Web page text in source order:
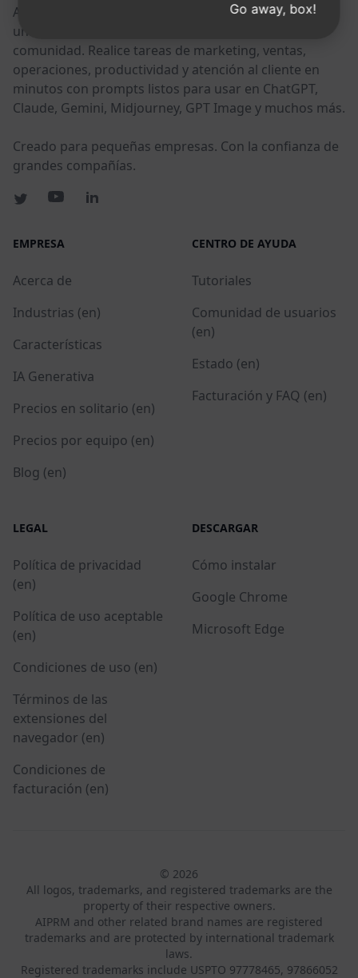
AIPRM es una herramienta de gestión de prompts y
una biblioteca de prompts impulsada por la
comunidad. Realice tareas de marketing, ventas,
operaciones, productividad y atención al cliente en
minutos con prompts listos para usar en ChatGPT,
Claude, Gemini, Midjourney, GPT Image y muchos más.
Creado para pequeñas empresas. Con la confianza de
grandes compañías.
EMPRESA
Acerca de
Industrias (en)
Características
IA Generativa
Precios en solitario (en)
Precios por equipo (en)
Blog (en)
CENTRO DE AYUDA
Tutoriales
Comunidad de usuarios
(en)
Estado (en)
Facturación y FAQ (en)
LEGAL
Política de privacidad
(en)
Política de uso aceptable
(en)
Condiciones de uso (en)
Términos de las
extensiones del
navegador (en)
Condiciones de
facturación (en)
DESCARGAR
Cómo instalar
Google Chrome
Microsoft Edge
© 2026
All logos, trademarks, and registered trademarks are the
property of their respective owners.
AIPRM and other related brand names are registered
trademarks and are protected by international trademark
laws.
Registered trademarks include USPTO 97778465, 97866052
Go away, box!